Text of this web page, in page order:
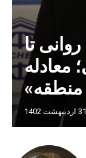
تا
معادله
منطقه»
31 اردیبهشت 1402